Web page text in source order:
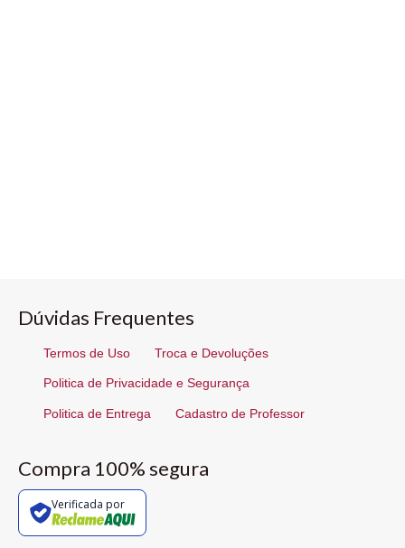
Dúvidas Frequentes
Termos de Uso Troca e Devoluções
Politica de Privacidade e Segurança
Politica de Entrega Cadastro de Professor
Compra 100% segura
Verificada por